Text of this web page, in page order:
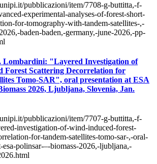
pubblicazioni/item/7708-g-buttitta,-f-
experimental-analyses-of-forest-short-
for-tomography-with-tandem-satellites-,-
baden-baden,-germany,-june-2026,-pp-
Lombardini: "Layered Investigation of
Forest Scattering Decorrelation for
Tomo-SAR", oral presentation at ESA
2026, Ljubljana, Slovenia, Jan.
pubblicazioni/item/7707-g-buttitta,-f-
investigation-of-wind-induced-forest-
for-tandem-satellites-tomo-sar-,-oral-
esa-polinsar-–-biomass-2026,-ljubljana,-